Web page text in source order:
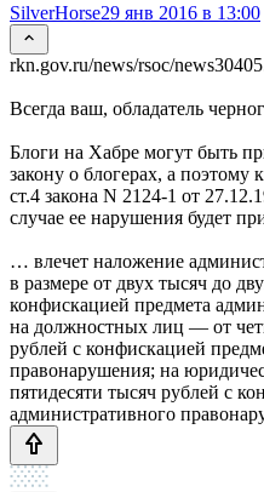
SilverHorse29 янв 2016 в 13:00
rkn.gov.ru/news/rsoc/
Всегда ваш, обладатель
Блоги на Хабре могут быть
закону о блогерах, а
ст.4 закона N 2124-1 от
случае ее нарушения будет
… влечет наложение
в размере от двух тысяч до
конфискацией предмета
на должностных лиц — от
рублей с конфискацией
правонарушения; на
пятидесяти тысяч рублей с
административного